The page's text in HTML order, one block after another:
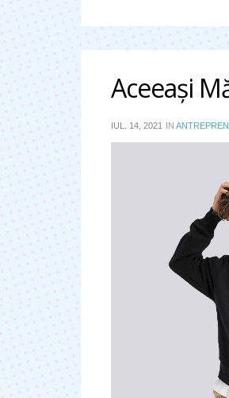
Aceeaşi
IUL. 14, 2021 IN